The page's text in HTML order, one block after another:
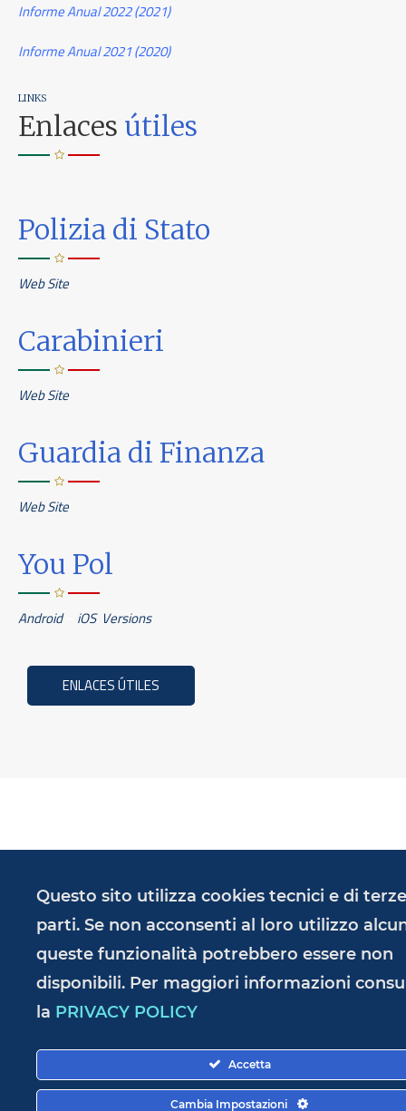
Informe Anual 2022 (2021)
Informe Anual 2021 (2020)
LINKS
Enlaces útiles
Polizia di Stato
Web Site
Carabinieri
Web Site
Guardia di Finanza
Web Site
You Pol
Android– iOS Versions
ENLACES ÚTILES
Questo sito utilizza cookies tecnici e di terze
parti. Se non acconsenti al loro utilizzo
queste funzionalità potrebbero essere non
disponibili. Per maggiori informazioni
la PRIVACY POLICY
Accetta
Cambia Impostazioni